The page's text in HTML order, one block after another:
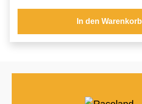
In den Warenkorb